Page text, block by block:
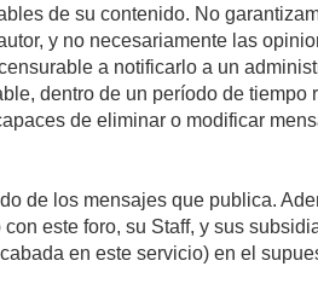
de su contenido. No
y no necesariamente las
a notificarlo a un
dentro de un período de
de eliminar o modificar
de los mensajes que publica.
este foro, su Staff, y sus
en este servicio) en el